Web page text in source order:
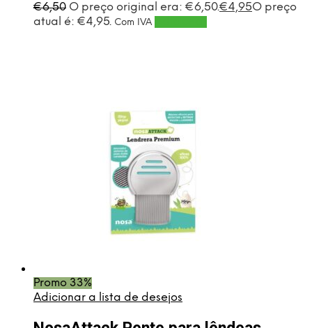
€6,50 O preço original era: €6,50.€4,95O preço
atual é: €4,95. Com IVA
Promo 33%
Adicionar a lista de desejos